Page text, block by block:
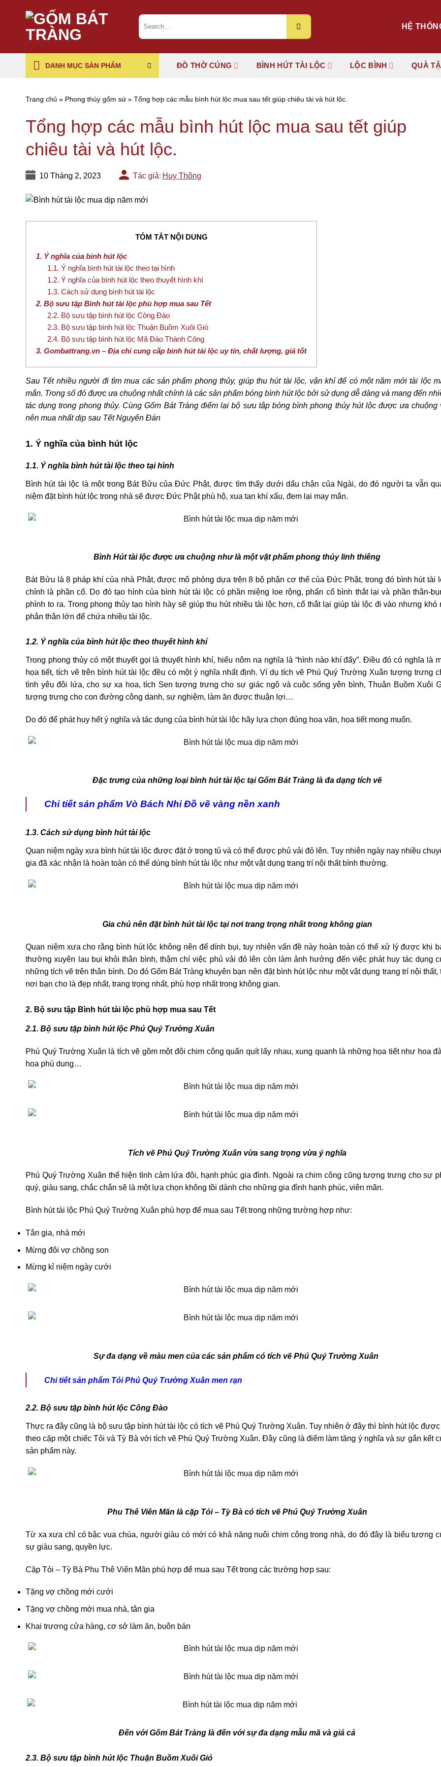
Search
for:
HỆ
DANH MỤC SẢN PHẨM ĐỒ THỜ CÚNG BÌNH HÚT TÀI LỘC LỘC BÌNH QUÀ
Trang chủ » Phong thủy gốm sứ » Tổng hợp các mẫu bình hút lộc mua sau tết giúp chiêu tài và hút lộc.
Tổng hợp các mẫu bình hút lộc mua sau tết giúp
chiêu tài và hút lộc.
10 Tháng 2, 2023 Tác giả: Huy Thông
TÓM TẮT NỘI DUNG
1. Ý nghĩa của bình hút lộc
1.1. Ý nghĩa bình hút tài lộc theo tại hình
1.2. Ý nghĩa của bình hút lộc theo thuyết hình khí
1.3. Cách sử dụng bình hút tài lộc
2. Bộ sưu tập Bình hút tài lộc phù hợp mua sau Tết
2.2. Bộ sưu tập bình hút lộc Công Đào
2.3. Bộ sưu tập bình hút lộc Thuận Buồm Xuôi Gió
2.4. Bộ sưu tập bình hút lộc Mã Đáo Thành Công
3. Gombattrang.vn – Địa chỉ cung cấp bình hút tài lộc uy tín, chất lượng, giá tốt
Sau Tết nhiều người đi tìm mua các sản phẩm phong thủy, giúp thu hút tài lộc, vận khí để có một năm mới tài lộc
mắn. Trong số đó được ưa chuộng nhất chính là các sản phẩm bóng bình hút lộc bởi sử dụng dễ dàng và mang đến
tác dụng trong phong thủy. Cùng Gốm Bát Tràng điểm lại bộ sưu tập bóng bình phong thủy hút lộc được ưa chuộng
nên mua nhất dịp sau Tết Nguyên Đán
1. Ý nghĩa của bình hút lộc
1.1. Ý nghĩa bình hút tài lộc theo tại hình
Bình hút tài lộc là một trong Bát Bửu của Đức Phật, được tìm thấy dưới dấu chân của Ngài, do đó người ta vẫn
niệm đặt bình hút lộc trong nhà sẽ được Đức Phật phù hộ, xua tan khí xấu, đem lại may mắn.
Bình Hút tài lộc được ưa chuộng như là một vật phẩm phong thủy linh thiêng
Bát Bửu là 8 pháp khí của nhà Phật, được mô phỏng dựa trên 8 bộ phận cơ thể của Đức Phật, trong đó bình hút tài
chính là phần cổ. Do đó tạo hình của bình hút tài lộc có phần miệng loe rộng, phẩn cổ bình thắt lại và phần thân-
phình to ra. Trong phong thủy tạo hình hày sẽ giúp thu hút nhiều tài lộc hơn, cổ thắt lại giúp tài lộc đi vào nhưng khó
phân thân lớn để chứa nhiều tài lộc.
1.2. Ý nghĩa của bình hút lộc theo thuyết hình khí
Trong phong thủy có một thuyết gọi là thuyết hình khí, hiểu nôm na nghĩa là “hình nào khí đấy”. Điều đó có nghĩa là
họa tiết, tích vẽ trên bình hút tài lộc đều có một ý nghĩa nhất định. Ví dụ tích vẽ Phú Quý Trường Xuân tượng trưng
tình yêu đôi lứa, cho sự xa hoa, tích Sen tượng trưng cho sự giác ngộ và cuộc sống yên bình, Thuân Buồm Xuôi
tượng trưng cho con đường công danh, sự nghiệm, làm ăn được thuận lợi…
Do đó để phát huy hết ý nghĩa và tác dụng của bình hút tài lộc hãy lựa chọn đúng hoa văn, họa tiết mong muốn.
Đặc trưng của những loại bình hút tài lộc tại Gốm Bát Tràng là đa dạng tích vẽ
Chi tiết sản phẩm Vò Bách Nhi Đồ vẽ vàng nền xanh
1.3. Cách sử dụng bình hút tài lộc
Quan niệm ngày xưa bình hút tài lộc được đặt ở trong tủ và có thể được phủ vải đỏ lên. Tuy nhiên ngày nay nhiều
gia đã xác nhận là hoàn toàn có thể dùng bình hút tài lộc như một vật dụng trang trí nội thất bình thường.
Gia chủ nên đặt bình hút tài lộc tại nơi trang trọng nhất trong không gian
Quan niệm xưa cho rằng bình hút lộc không nên để dính bụi, tuy nhiên vấn đề này hoàn toàn có thể xử lý được khi
thường xuyên lau bụi khỏi thân bình, thậm chí việc phủ vải đỏ lên còn làm ảnh hưởng đến việc phát huy tác dụng
những tích vẽ trên thân bình. Do đó Gốm Bát Tràng khuyên bạn nên đặt bình hút lộc như một vật dụng trang trí nội thất,
nơi bạn cho là đẹp nhất, trang trọng nhất, phù hợp nhất trong không gian.
2. Bộ sưu tập Bình hút tài lộc phù hợp mua sau Tết
2.1. Bộ sưu tập bình hút lộc Phú Quý Trường Xuân
Phú Quý Trường Xuân là tích vẽ gồm một đôi chim công quấn quít lấy nhau, xung quanh là những họa tiết như hoa
hoa phù dung…
Tích vẽ Phú Quý Trường Xuân vừa sang trọng vừa ý nghĩa
Phú Quý Trường Xuân thể hiện tình cảm lứa đôi, hạnh phúc gia đình. Ngoài ra chim công cũng tượng trưng cho sự
quý, giàu sang, chắc chắn sẽ là một lựa chọn không tồi dành cho những gia đình hạnh phúc, viên mãn.
Bình hút tài lộc Phú Quý Trường Xuân phù hợp để mua sau Tết trong những trường hợp như:
Tân gia, nhà mới
Mừng đôi vợ chồng son
Mừng kỉ niệm ngày cưới
Sự đa dạng về màu men của các sản phẩm có tích vẽ Phú Quý Trường Xuân
Chi tiết sản phẩm Tỏi Phú Quý Trường Xuân men rạn
2.2. Bộ sưu tập bình hút lộc Công Đào
Thực ra đây cũng là bộ sưu tập bình hút tài lộc có tích vẽ Phú Quý Trường Xuân. Tuy nhiên ở đây thì bình hút lộc
theo cặp một chiếc Tỏi và Tỳ Bà với tích vẽ Phú Quý Trường Xuân. Đây cũng là điểm làm tăng ý nghĩa và sự gắn kết
sản phẩm này.
Phu Thê Viên Mãn là cặp Tỏi – Tỳ Bà có tích vẽ Phú Quý Trường Xuân
Từ xa xưa chỉ có bậc vua chúa, người giàu có mới có khả năng nuôi chim công trong nhà, do đó đây là biểu tượng
sự giàu sang, quyền lực.
Cặp Tỏi – Tỳ Bà Phu Thê Viên Mãn phù hợp để mua sau Tết trong các trường hợp sau:
Tặng vợ chồng mới cưới
Tặng vợ chồng mới mua nhà, tân gia
Khai trương cửa hàng, cơ sở làm ăn, buôn bán
Đến với Gốm Bát Tràng là đến với sự đa dạng mẫu mã và giá cả
2.3. Bộ sưu tập bình hút lộc Thuận Buồm Xuôi Gió